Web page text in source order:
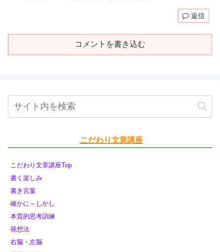
返信
コメントを書き込む
こだわり文章講座
こだわり文章講座Top
書く楽しみ
書き言葉
確かに～しかし
本質的思考訓練
発想法
右脳・左脳